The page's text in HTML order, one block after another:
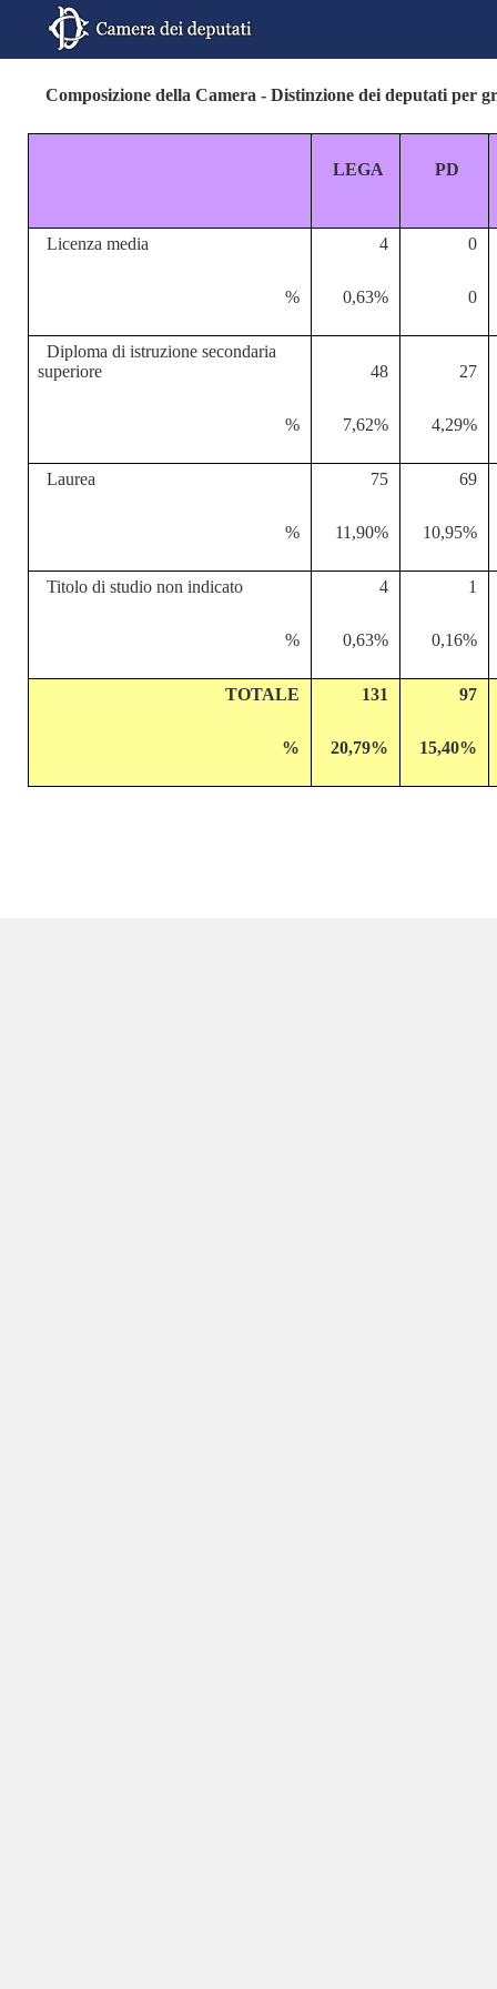
Composizione della Camera - Distinzione dei deputati per
LEGA PD
Licenza media 4 0
% 0,63% 0
Diploma di istruzione secondaria
superiore
48 27
% 7,62% 4,29%
Laurea 75 69
% 11,90% 10,95%
Titolo di studio non indicato 4 1
% 0,63% 0,16%
TOTALE 131 97
% 20,79% 15,40%